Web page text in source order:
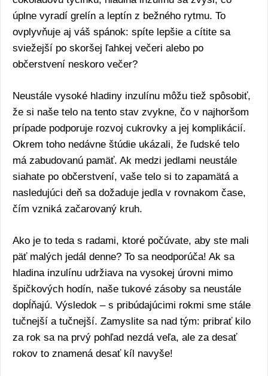
úplne vyradí grelín a leptín z bežného rytmu. To
ovplyvňuje aj váš spánok: spíte lepšie a cítite sa
sviežejší po skoršej ľahkej večeri alebo po
občerstvení neskoro večer?
Neustále vysoké hladiny inzulínu môžu tiež spôsobiť,
že si naše telo na tento stav zvykne, čo v najhoršom
prípade podporuje rozvoj cukrovky a jej komplikácií.
Okrem toho nedávne štúdie ukázali, že ľudské telo
má zabudovanú pamäť. Ak medzi jedlami neustále
siahate po občerstvení, vaše telo si to zapamätá a
nasledujúci deň sa dožaduje jedla v rovnakom čase,
čím vzniká začarovaný kruh.
Ako je to teda s radami, ktoré počúvate, aby ste mali
päť malých jedál denne? To sa neodporúča! Ak sa
hladina inzulínu udržiava na vysokej úrovni mimo
špičkových hodín, naše tukové zásoby sa neustále
dopĺňajú. Výsledok – s pribúdajúcimi rokmi sme stále
tučnejší a tučnejší. Zamyslite sa nad tým: pribrať kilo
za rok sa na prvý pohľad nezdá veľa, ale za desať
rokov to znamená desať kíl navyše!